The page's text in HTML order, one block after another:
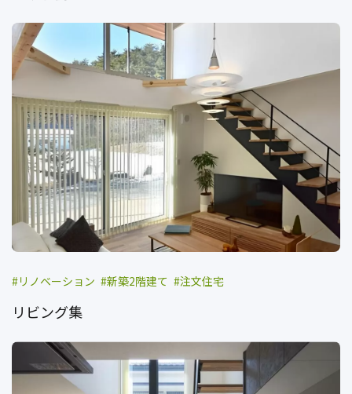
リノベーション 新築2階建て 注文住宅
リビング集